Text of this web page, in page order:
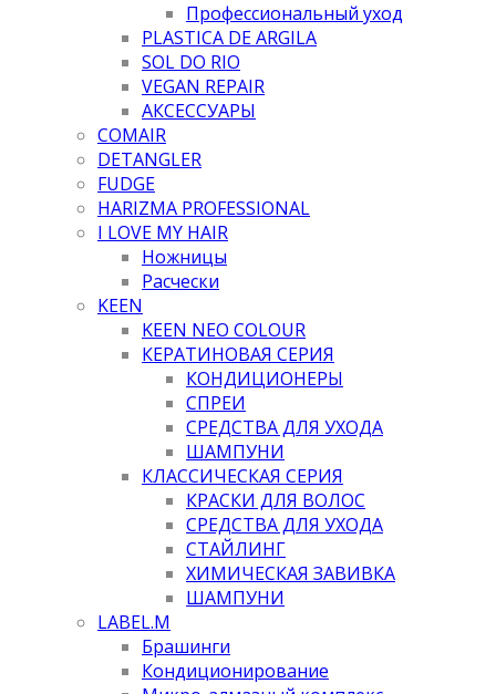
Профессиональный уход
PLASTICA DE ARGILA
SOL DO RIO
VEGAN REPAIR
АКСЕССУАРЫ
COMAIR
DETANGLER
FUDGE
HARIZMA PROFESSIONAL
I LOVE MY HAIR
Ножницы
Расчески
KEEN
KEEN NEO COLOUR
КЕРАТИНОВАЯ СЕРИЯ
КОНДИЦИОНЕРЫ
СПРЕИ
СРЕДСТВА ДЛЯ УХОДА
ШАМПУНИ
КЛАССИЧЕСКАЯ СЕРИЯ
КРАСКИ ДЛЯ ВОЛОС
СРЕДСТВА ДЛЯ УХОДА
СТАЙЛИНГ
ХИМИЧЕСКАЯ ЗАВИВКА
ШАМПУНИ
LABEL.M
Брашинги
Кондиционирование